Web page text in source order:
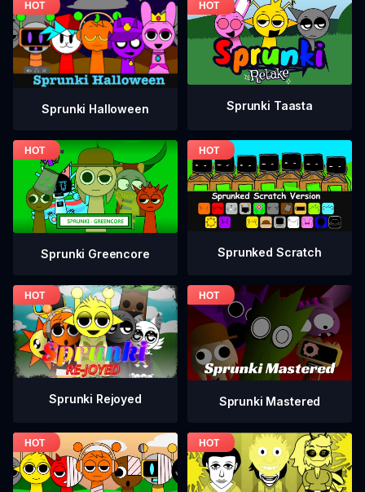
Sprunki Halloween Sprunki Taasta
Sprunki Greencore Sprunked Scratch
Sprunki Rejoyed Sprunki Mastered